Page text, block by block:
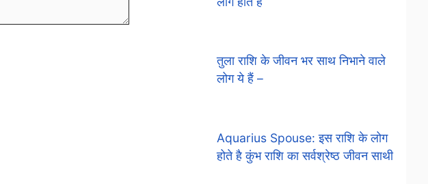
तुला राशि के जीवन भर साथ निभाने वाले
लोग ये हैं –
Aquarius Spouse: इस राशि के लोग
होते है कुंभ राशि का सर्वश्रेष्ठ जीवन साथी